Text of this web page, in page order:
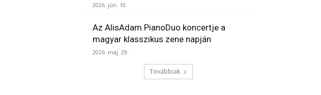
2026. jún. 10.
Az AlisAdam PianoDuo koncertje a
magyar klasszikus zene napján
2026. máj. 29.
Továbbiak